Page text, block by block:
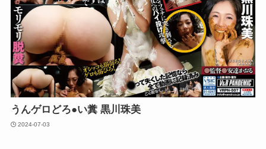
うんゲロどろ●い糞 黒川珠美
2024-07-03